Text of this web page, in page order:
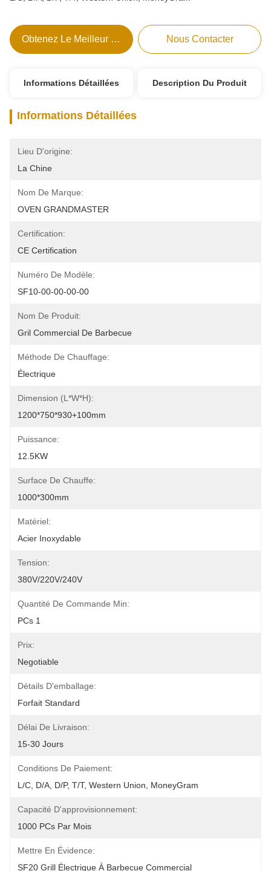
Obtenez Le Meilleur Prix Nous Contacter
Informations Détaillées Description Du Produit
Informations Détaillées
Lieu D'origine:
La Chine
Nom De Marque:
OVEN GRANDMASTER
Certification:
CE Certification
Numéro De Modèle:
SF10-00-00-00-00
Nom De Produit:
Gril Commercial De Barbecue
Méthode De Chauffage:
Électrique
Dimension (L*W*H):
1200*750*930+100mm
Puissance:
12.5KW
Surface De Chauffe:
1000*300mm
Matériel:
Acier Inoxydable
Tension:
380V/220V/240V
Quantité De Commande Min:
PCs 1
Prix:
Negotiable
Détails D'emballage:
Forfait Standard
Délai De Livraison:
15-30 Jours
Conditions De Paiement:
L/C, D/A, D/P, T/T, Western Union, MoneyGram
Capacité D'approvisionnement:
1000 PCs Par Mois
Mettre En Évidence:
SF20 Grill Électrique À Barbecue Commercial